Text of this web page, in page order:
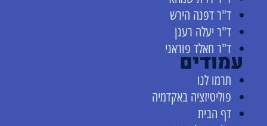
ד"ר דפנה הירש
ד"ר יעלה רענן
ד"ר חאלד פוראני
עמודים
תרמו לנו
פוליטיזציה באקדמיה
דף הבית